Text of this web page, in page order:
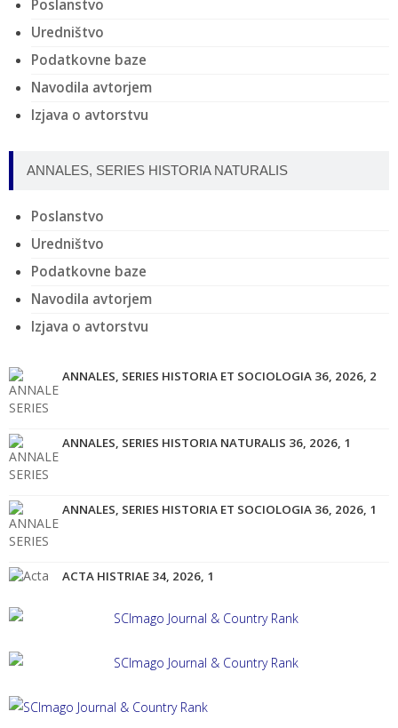
Poslanstvo
Uredništvo
Podatkovne baze
Navodila avtorjem
Izjava o avtorstvu
ANNALES, SERIES HISTORIA NATURALIS
Poslanstvo
Uredništvo
Podatkovne baze
Navodila avtorjem
Izjava o avtorstvu
ANNALES, SERIES HISTORIA ET SOCIOLOGIA 36, 2026, 2
ANNALES, SERIES HISTORIA NATURALIS 36, 2026, 1
ANNALES, SERIES HISTORIA ET SOCIOLOGIA 36, 2026, 1
ACTA HISTRIAE 34, 2026, 1
ANNALES, SERIES HISTORIA ET SOCIOLOGIA 35, 2025, 4